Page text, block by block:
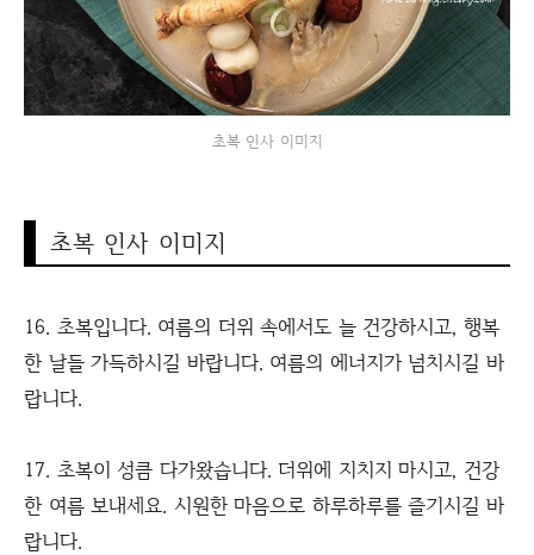
초복 인사 이미지
초복 인사 이미지
16. 초복입니다. 여름의 더위 속에서도 늘 건강하시고, 행복
한 날들 가득하시길 바랍니다. 여름의 에너지가 넘치시길 바
랍니다.
17. 초복이 성큼 다가왔습니다. 더위에 지치지 마시고, 건강
한 여름 보내세요. 시원한 마음으로 하루하루를 즐기시길 바
랍니다.